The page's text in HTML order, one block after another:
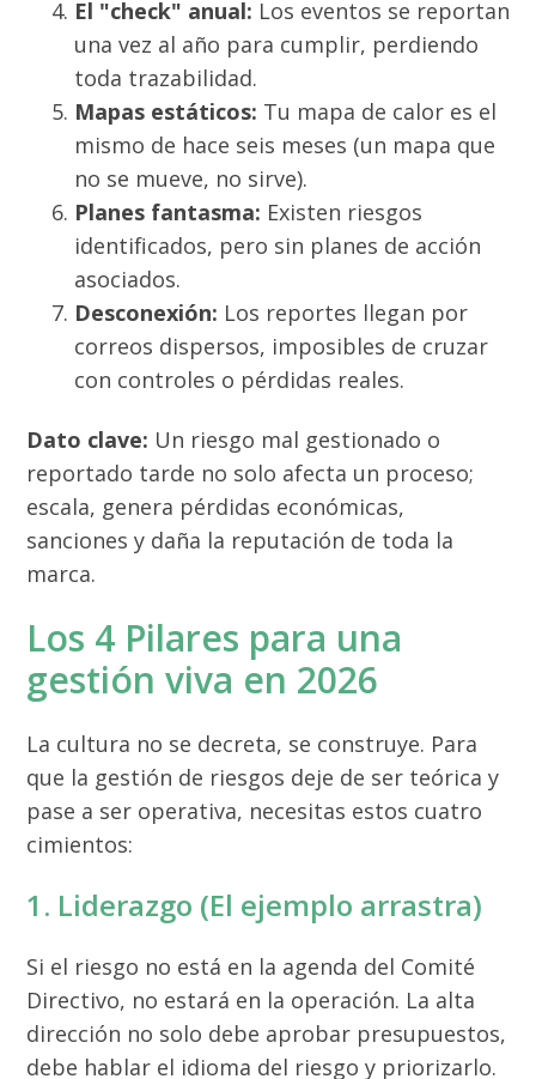
El "check" anual: Los eventos se reportan
una vez al año para cumplir, perdiendo
toda trazabilidad.
Mapas estáticos: Tu mapa de calor es el
mismo de hace seis meses (un mapa que
no se mueve, no sirve).
Planes fantasma: Existen riesgos
identificados, pero sin planes de acción
asociados.
Desconexión: Los reportes llegan por
correos dispersos, imposibles de cruzar
con controles o pérdidas reales.
Dato clave: Un riesgo mal gestionado o
reportado tarde no solo afecta un proceso;
escala, genera pérdidas económicas,
sanciones y daña la reputación de toda la
marca.
Los 4 Pilares para una
gestión viva en 2026
La cultura no se decreta, se construye. Para
que la gestión de riesgos deje de ser teórica y
pase a ser operativa, necesitas estos cuatro
cimientos:
1. Liderazgo (El ejemplo arrastra)
Si el riesgo no está en la agenda del Comité
Directivo, no estará en la operación. La alta
dirección no solo debe aprobar presupuestos,
debe hablar el idioma del riesgo y priorizarlo.